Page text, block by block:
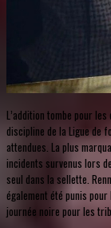
L’addition tombe pour
discipline de la Ligue de
attendues. La plus
incidents survenus lors
seul dans la sellette.
également été punis
journée noire pour les